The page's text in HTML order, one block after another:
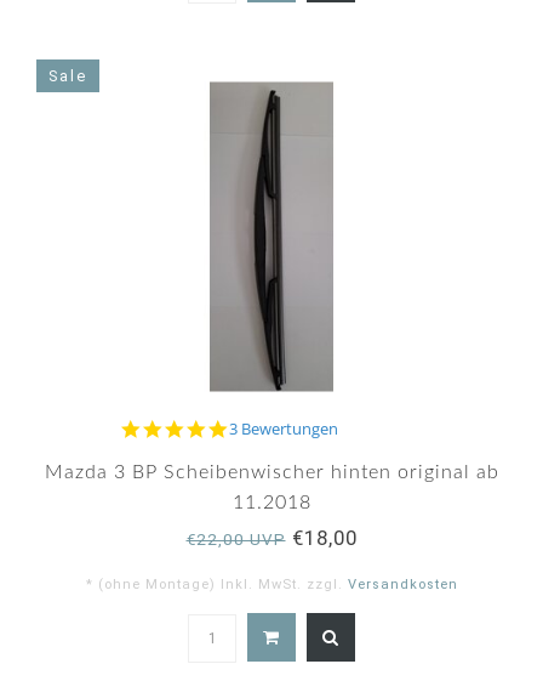
Sale
5.0
rating
3 Bewertungen
Mazda 3 BP Scheibenwischer hinten original ab
11.2018
€22,00 UVP€18,00
* (ohne Montage) Inkl. MwSt. zzgl. Versandkosten